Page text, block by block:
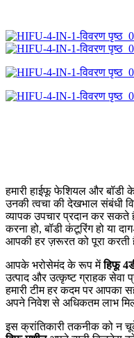
हमारी हाईफू फेशियल और बॉडी
उनकी त्वचा की देखभाल संबंधी
व्यापक उपचार प्रदान कर सकते
करना हो, बॉडी कंटूरिंग हो या
आपकी हर ज़रूरत को पूरा करती
आपके भरोसेमंद के रूप मेंहिफू
उत्पाद और उत्कृष्ट ग्राहक सेवा
हमारी टीम हर कदम पर आपका
अपने निवेश से अधिकतम लाभ
इस क्रांतिकारी तकनीक को न